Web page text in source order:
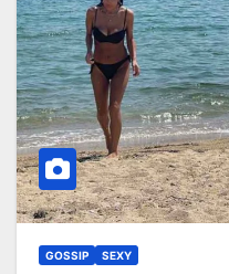
GOSSIP SEXY